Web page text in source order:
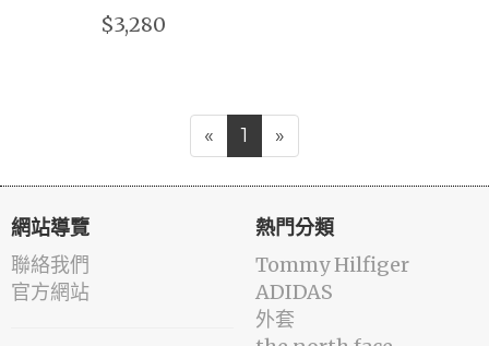
$3,280
« 1 »
網站導覽
聯絡我們
官方網站
熱門分類
Tommy Hilfiger
ADIDAS
外套